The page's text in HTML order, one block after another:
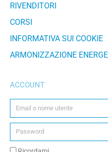
RIVENDITORI
CORSI
INFORMATIVA SUI COOKIE
ARMONIZZAZIONE
ACCOUNT